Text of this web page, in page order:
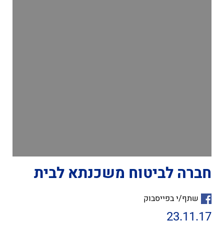
חברה לביטוח משכנתא לבית
שתף/י בפייסבוק
23.11.17